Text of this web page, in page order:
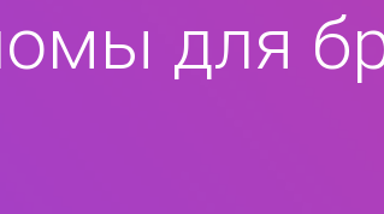
для